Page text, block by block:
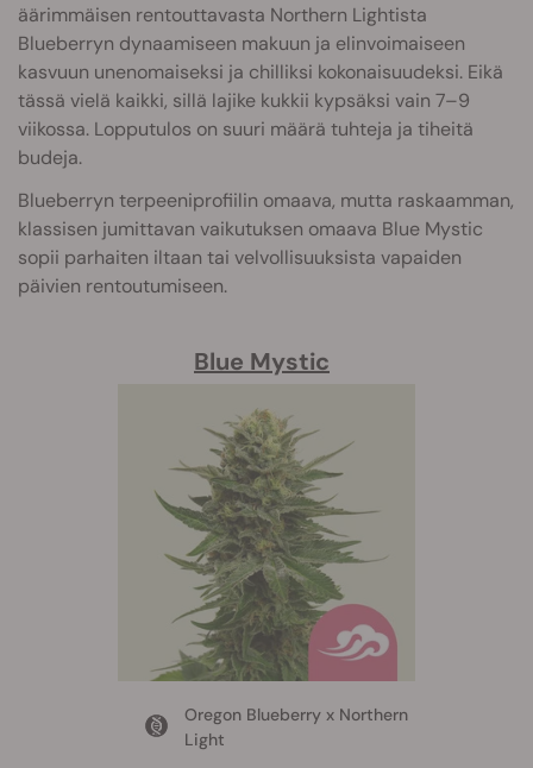
äärimmäisen rentouttavasta Northern Lightista
Blueberryn dynaamiseen makuun ja elinvoimaiseen
kasvuun unenomaiseksi ja chilliksi kokonaisuudeksi. Eikä
tässä vielä kaikki, sillä lajike kukkii kypsäksi vain 7–9
viikossa. Lopputulos on suuri määrä tuhteja ja tiheitä
budeja.
Blueberryn terpeeniprofiilin omaava, mutta raskaamman,
klassisen jumittavan vaikutuksen omaava Blue Mystic
sopii parhaiten iltaan tai velvollisuuksista vapaiden
päivien rentoutumiseen.
Blue Mystic
Oregon Blueberry x Northern
Light